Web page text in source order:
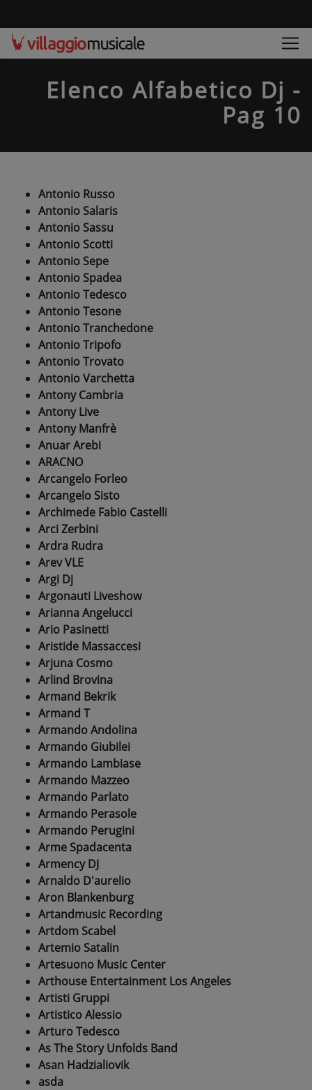
Elenco Alfabetico Dj -
Pag 10
Antonio Russo
Antonio Salaris
Antonio Sassu
Antonio Scotti
Antonio Sepe
Antonio Spadea
Antonio Tedesco
Antonio Tesone
Antonio Tranchedone
Antonio Tripofo
Antonio Trovato
Antonio Varchetta
Antony Cambria
Antony Live
Antony Manfrè
Anuar Arebi
ARACNO
Arcangelo Forleo
Arcangelo Sisto
Archimede Fabio Castelli
Arci Zerbini
Ardra Rudra
Arev VLE
Argi Dj
Argonauti Liveshow
Arianna Angelucci
Ario Pasinetti
Aristide Massaccesi
Arjuna Cosmo
Arlind Brovina
Armand Bekrik
Armand T
Armando Andolina
Armando Giubilei
Armando Lambiase
Armando Mazzeo
Armando Parlato
Armando Perasole
Armando Perugini
Arme Spadacenta
Armency DJ
Arnaldo D'aurelio
Aron Blankenburg
Artandmusic Recording
Artdom Scabel
Artemio Satalin
Artesuono Music Center
Arthouse Entertainment Los Angeles
Artisti Gruppi
Artistico Alessio
Arturo Tedesco
As The Story Unfolds Band
Asan Hadzialiovik
asda